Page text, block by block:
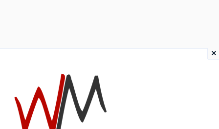
×